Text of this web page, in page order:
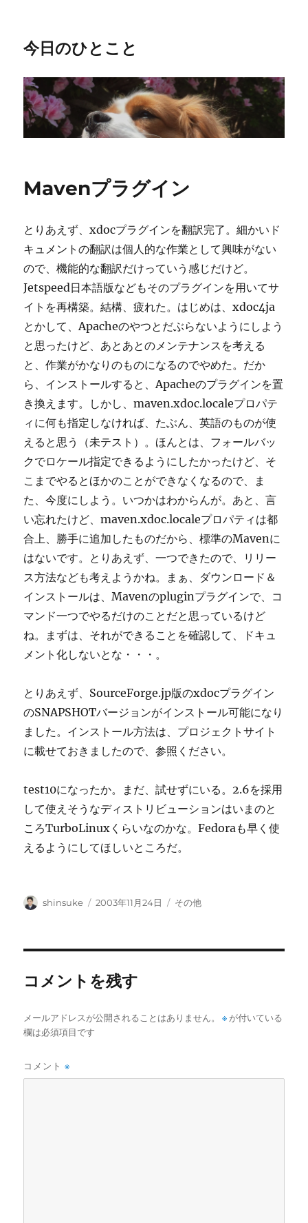
今日のひとこと
Mavenプラグイン
とりあえず、xdocプラグインを翻訳完了。細かいド
キュメントの翻訳は個人的な作業として興味がない
ので、機能的な翻訳だけっていう感じだけど。
Jetspeed日本語版などもそのプラグインを用いてサ
イトを再構築。結構、疲れた。はじめは、xdoc4ja
とかして、Apacheのやつとだぶらないようにしよう
と思ったけど、あとあとのメンテナンスを考える
と、作業がかなりのものになるのでやめた。だか
ら、インストールすると、Apacheのプラグインを置
き換えます。しかし、maven.xdoc.localeプロパテ
ィに何も指定しなければ、たぶん、英語のものが使
えると思う（未テスト）。ほんとは、フォールバッ
クでロケール指定できるようにしたかったけど、そ
こまでやるとほかのことができなくなるので、ま
た、今度にしよう。いつかはわからんが。あと、言
い忘れたけど、maven.xdoc.localeプロパティは都
合上、勝手に追加したものだから、標準のMavenに
はないです。とりあえず、一つできたので、リリー
ス方法なども考えようかね。まぁ、ダウンロード＆
インストールは、Mavenのpluginプラグインで、コ
マンド一つでやるだけのことだと思っているけど
ね。まずは、それができることを確認して、ドキュ
メント化しないとな・・・。
とりあえず、SourceForge.jp版のxdocプラグイン
のSNAPSHOTバージョンがインストール可能になり
ました。インストール方法は、プロジェクトサイト
に載せておきましたので、参照ください。
test10になったか。まだ、試せずにいる。2.6を採用
して使えそうなディストリビューションはいまのと
ころTurboLinuxくらいなのかな。Fedoraも早く使
えるようにしてほしいところだ。
投
shinsuke
投
2003年11月24日
カ
その他
コメントを残す
メールアドレスが公開されることはありません。 ※が付いている
欄は必須項目です
コメント※